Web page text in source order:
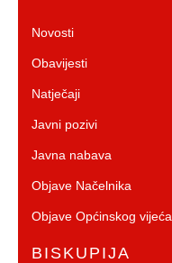
Novosti
Obavijesti
Natječaji
Javni pozivi
Javna nabava
Objave Načelnika
Objave Općinskog vijeća
BISKUPIJA